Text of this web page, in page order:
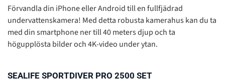
Förvandla din iPhone eller Android till en fullfjädrad
undervattenskamera! Med detta robusta kamerahus kan du ta
med din smartphone ner till 40 meters djup och ta
högupplösta bilder och 4K-video under ytan.
SEALIFE SPORTDIVER PRO 2500 SET